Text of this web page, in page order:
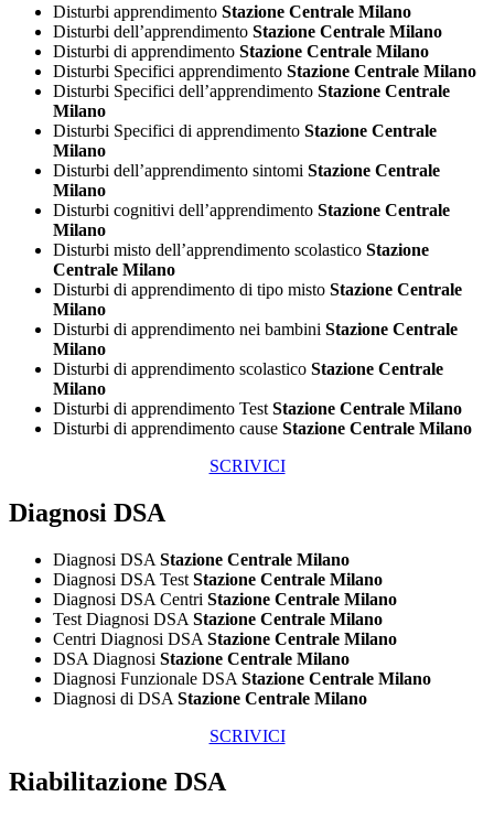
Disturbi apprendimento Stazione Centrale Milano
Disturbi dell’apprendimento Stazione Centrale Milano
Disturbi di apprendimento Stazione Centrale Milano
Disturbi Specifici apprendimento Stazione Centrale Milano
Disturbi Specifici dell’apprendimento Stazione Centrale
Milano
Disturbi Specifici di apprendimento Stazione Centrale
Milano
Disturbi dell’apprendimento sintomi Stazione Centrale
Milano
Disturbi cognitivi dell’apprendimento Stazione Centrale
Milano
Disturbi misto dell’apprendimento scolastico Stazione
Centrale Milano
Disturbi di apprendimento di tipo misto Stazione Centrale
Milano
Disturbi di apprendimento nei bambini Stazione Centrale
Milano
Disturbi di apprendimento scolastico Stazione Centrale
Milano
Disturbi di apprendimento Test Stazione Centrale Milano
Disturbi di apprendimento cause Stazione Centrale Milano
SCRIVICI
Diagnosi DSA
Diagnosi DSA Stazione Centrale Milano
Diagnosi DSA Test Stazione Centrale Milano
Diagnosi DSA Centri Stazione Centrale Milano
Test Diagnosi DSA Stazione Centrale Milano
Centri Diagnosi DSA Stazione Centrale Milano
DSA Diagnosi Stazione Centrale Milano
Diagnosi Funzionale DSA Stazione Centrale Milano
Diagnosi di DSA Stazione Centrale Milano
SCRIVICI
Riabilitazione DSA